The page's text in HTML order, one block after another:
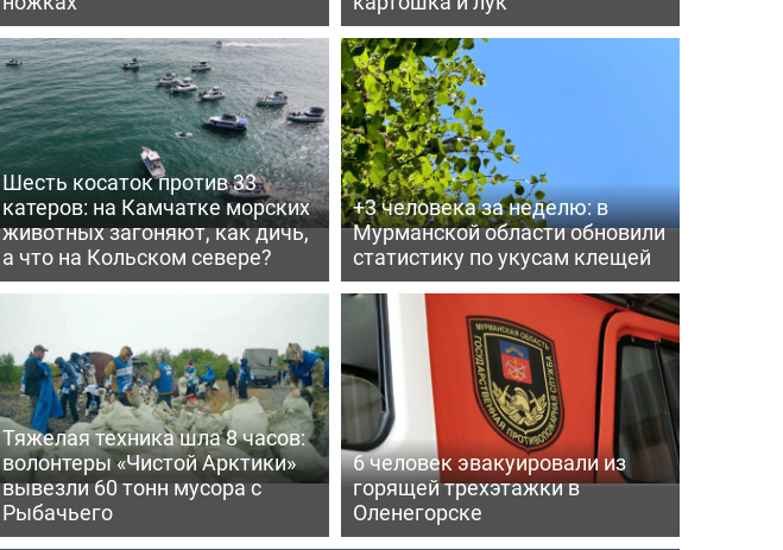
Шесть косаток против 33
катеров: на Камчатке морских
животных загоняют, как дичь,
а что на Кольском севере?
+3 человека за неделю: в
Мурманской области обновили
статистику по укусам клещей
Тяжелая техника шла 8 часов:
волонтеры «Чистой Арктики»
вывезли 60 тонн мусора с
Рыбачьего
6 человек эвакуировали из
горящей трехэтажки в
Оленегорске